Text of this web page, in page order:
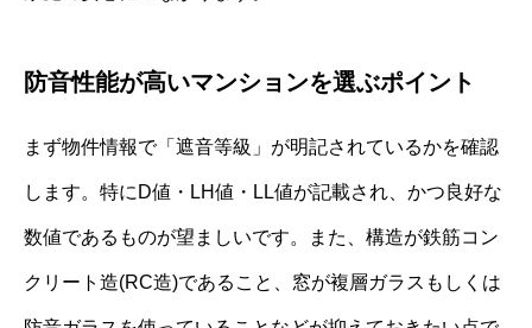
防音性能が高いマンションを選ぶポイント
まず物件情報で「遮音等級」が明記されているかを確認
します。特にD値・LH値・LL値が記載され、かつ良好な
数値であるものが望ましいです。また、構造が鉄筋コン
クリート造(RC造)であること、窓が複層ガラスもしくは